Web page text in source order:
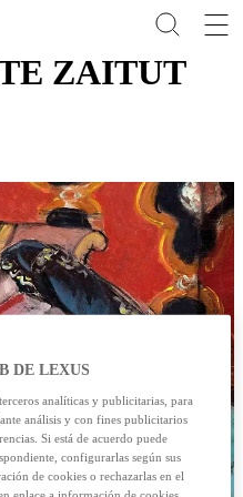
ZAITUT
DE LEXUS
analíticas y publicitarias, para
análisis y con fines publicitarios
Si está de acuerdo puede
configurarlas según sus
de cookies o rechazarlas en el